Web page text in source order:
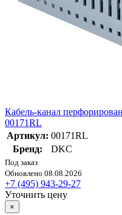
Кабель-канал
00171RL
Артикул: 00171RL
Бренд:
DKC
Под заказ
Обновлено 08.08.2026
+7 (495) 943-29-27
Уточнить цену
×